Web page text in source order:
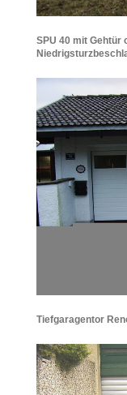
SPU 40 mit Gehtür
Tiefgaragentor